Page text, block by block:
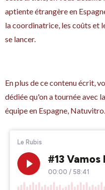
aptiente étrangère en
la coordinatrice, les coûts et
se lancer.
En plus de ce contenu écrit,
dédiée qu'on a tournée avec
équipe en Espagne, Natuvitro.